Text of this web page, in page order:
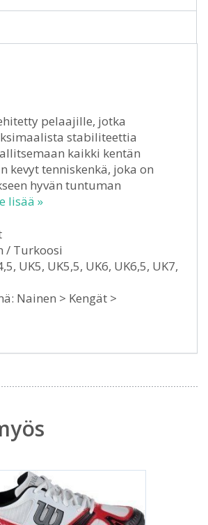
pelaajille, jotka
stabiliteettia
kaikki kentän
kevyt tenniskenkä, joka on
hyvän tuntuman
lisää »
/ Turkoosi
UK5, UK5,5, UK6, UK6,5, UK7,
Nainen > Kengät >